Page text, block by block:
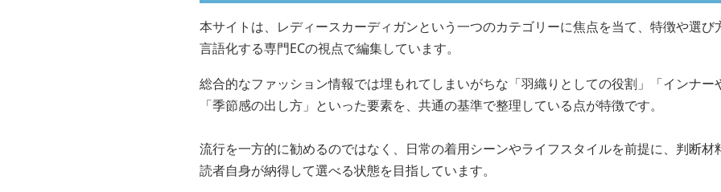
本サイトは、レディースカーディガンという一つのカテゴリーに焦点を当て、特徴や選び
言語化する専門ECの視点で編集しています。
総合的なファッション情報では埋もれてしまいがちな「羽織りとしての役割」「インナー
「季節感の出し方」といった要素を、共通の基準で整理している点が特徴です。
流行を一方的に勧めるのではなく、日常の着用シーンやライフスタイルを前提に、判断材
読者自身が納得して選べる状態を目指しています。